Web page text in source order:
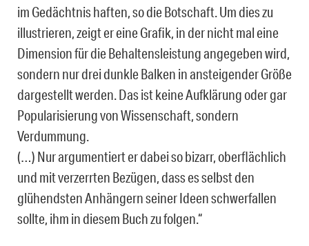
im Gedächtnis haften, so die Botschaft. Um dies zu
illustrieren, zeigt er eine Grafik, in der nicht mal eine
Dimension für die Behaltensleistung angegeben wird,
sondern nur drei dunkle Balken in ansteigender Größe
dargestellt werden. Das ist keine Aufklärung oder gar
Popularisierung von Wissenschaft, sondern
Verdummung.
(…) Nur argumentiert er dabei so bizarr, oberflächlich
und mit verzerrten Bezügen, dass es selbst den
glühendsten Anhängern seiner Ideen schwerfallen
sollte, ihm in diesem Buch zu folgen.“